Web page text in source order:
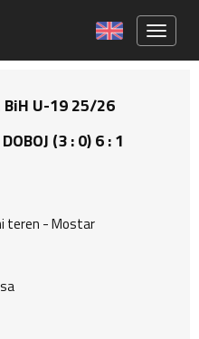
U-19 25/26
(3 : 0) 6 : 1
teren - Mostar